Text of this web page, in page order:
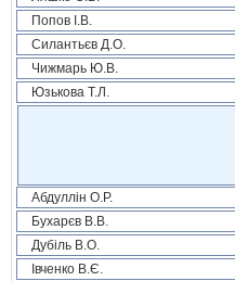
Попов І.В.
Силантьєв Д.О.
Чижмарь Ю.В.
Юзькова Т.Л.
Абдуллін О.Р.
Бухарєв В.В.
Дубіль В.О.
Івченко В.Є.